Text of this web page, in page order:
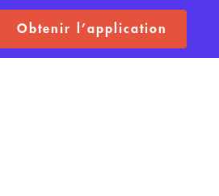
Obtenir l’application